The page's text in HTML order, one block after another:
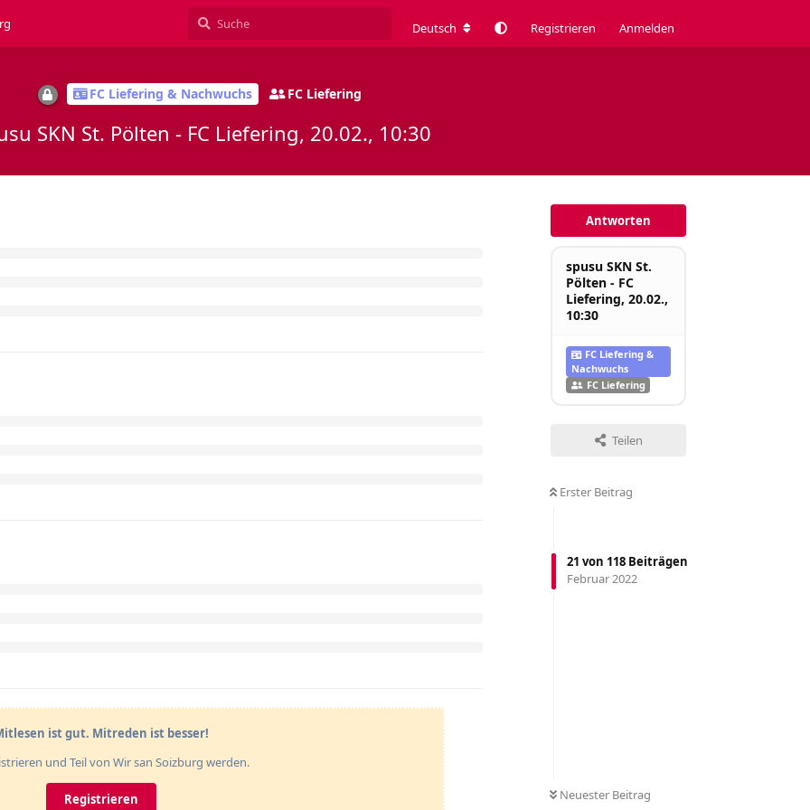
Deutsch Registrieren Anmelden
FC Liefering & Nachwuchs FC Liefering
SKN St. Pölten - FC Liefering, 20.02., 10:30
Antworten
spusu SKN St.
Pölten - FC
Liefering, 20.02.,
10:30
FC Liefering &
Nachwuchs
FC Liefering
Teilen
Erster Beitrag
21 von 118 Beiträgen
Februar 2022
Neuester Beitrag
ist gut. Mitreden ist besser!
und Teil von Wir san Soizburg werden.
Registrieren